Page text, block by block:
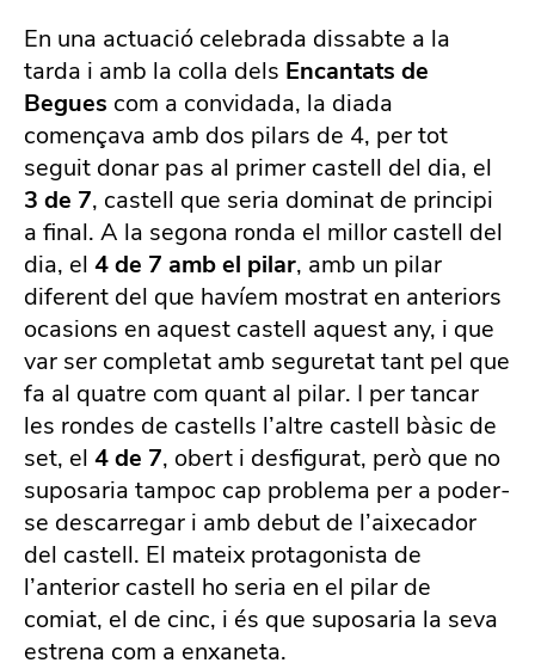
En una actuació celebrada dissabte a la
tarda i amb la colla dels Encantats de
Begues com a convidada, la diada
començava amb dos pilars de 4, per tot
seguit donar pas al primer castell del dia, el
3 de 7, castell que seria dominat de principi
a final. A la segona ronda el millor castell del
dia, el 4 de 7 amb el pilar, amb un pilar
diferent del que havíem mostrat en anteriors
ocasions en aquest castell aquest any, i que
var ser completat amb seguretat tant pel que
fa al quatre com quant al pilar. I per tancar
les rondes de castells l’altre castell bàsic de
set, el 4 de 7, obert i desfigurat, però que no
suposaria tampoc cap problema per a poder-
se descarregar i amb debut de l’aixecador
del castell. El mateix protagonista de
l’anterior castell ho seria en el pilar de
comiat, el de cinc, i és que suposaria la seva
estrena com a enxaneta.